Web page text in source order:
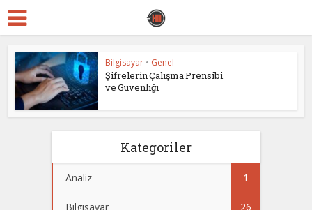
Bilgisayar • Genel
Şifrelerin Çalışma Prensibi
ve Güvenliği
Kategoriler
Analiz 1
Bilgisayar 26